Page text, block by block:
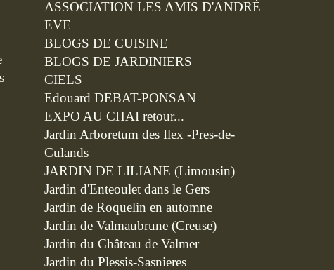
ASSOCIATION LES AMIS D'ANDRÉ
EVE
BLOGS DE CUISINE
BLOGS DE JARDINIERS
CIELS
Edouard DEBAT-PONSAN
EXPO AU CHAI retour...
Jardin Arboretum des Ilex -Pres-de-
Culands
JARDIN DE LILIANE (Limousin)
Jardin d'Enteoulet dans le Gers
Jardin de Roquelin en automne
Jardin de Valmaubrune (Creuse)
Jardin du Château de Valmer
Jardin du Plessis-Sasnieres